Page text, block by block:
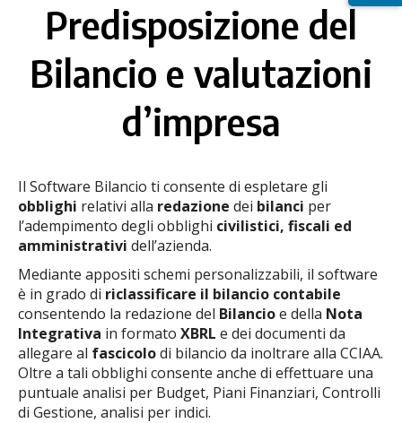
Predisposizione del
Bilancio e valutazioni
d’impresa
Il Software Bilancio ti consente di espletare gli
obblighi relativi alla redazione dei bilanci per
l’adempimento degli obblighi civilistici, fiscali ed
amministrativi dell’azienda.
Mediante appositi schemi personalizzabili, il software
è in grado di riclassificare il bilancio contabile
consentendo la redazione del Bilancioe della Nota
Integrativa in formato XBRL e dei documenti da
allegare al fascicolodi bilancio da inoltrare alla CCIAA.
Oltre a tali obblighi consente anche di effettuare una
puntuale analisi per Budget, Piani Finanziari, Controlli
di Gestione, analisi per indici.